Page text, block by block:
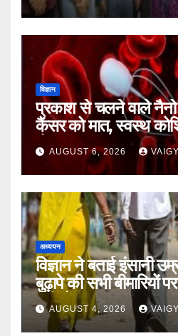
विज्ञान
प्रकाश से चलने वाले नैनो
कैंसर को मात, स्वस्थ
होगा नुकसान
AUGUST 6, 2026
अध्ययन
विज्ञान ने बताई इंसानी
बुढ़ापे की सभी बीमारियों
नहीं होगा ‘अमर’
AUGUST 4, 2026